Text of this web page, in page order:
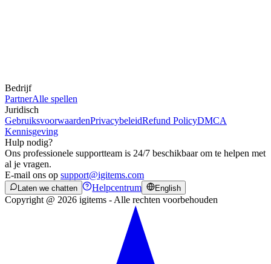
Bedrijf
PartnerAlle spellen
Juridisch
GebruiksvoorwaardenPrivacybeleidRefund PolicyDMCA
Kennisgeving
Hulp nodig?
Ons professionele supportteam is 24/7 beschikbaar om te helpen met
al je vragen.
E-mail ons op support@igitems.com
Laten we chatten Helpcentrum English
Copyright @ 2026 igitems - Alle rechten voorbehouden